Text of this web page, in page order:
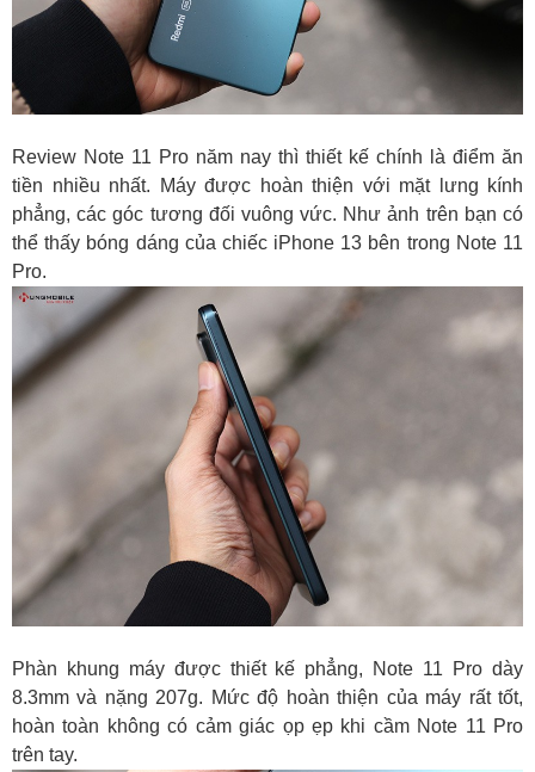
Review Note 11 Pro năm nay thì thiết kế chính là điểm ăn
tiền nhiều nhất. Máy được hoàn thiện với mặt lưng kính
phẳng, các góc tương đối vuông vức. Như ảnh trên bạn có
thể thấy bóng dáng của chiếc iPhone 13 bên trong Note 11
Pro.
Phàn khung máy được thiết kế phẳng, Note 11 Pro dày
8.3mm và nặng 207g. Mức độ hoàn thiện của máy rất tốt,
hoàn toàn không có cảm giác ọp ẹp khi cầm Note 11 Pro
trên tay.